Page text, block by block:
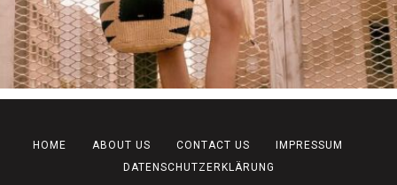
HOME ABOUT US CONTACT US
IMPRESSUM
DATENSCHUTZERKLÄRUNG